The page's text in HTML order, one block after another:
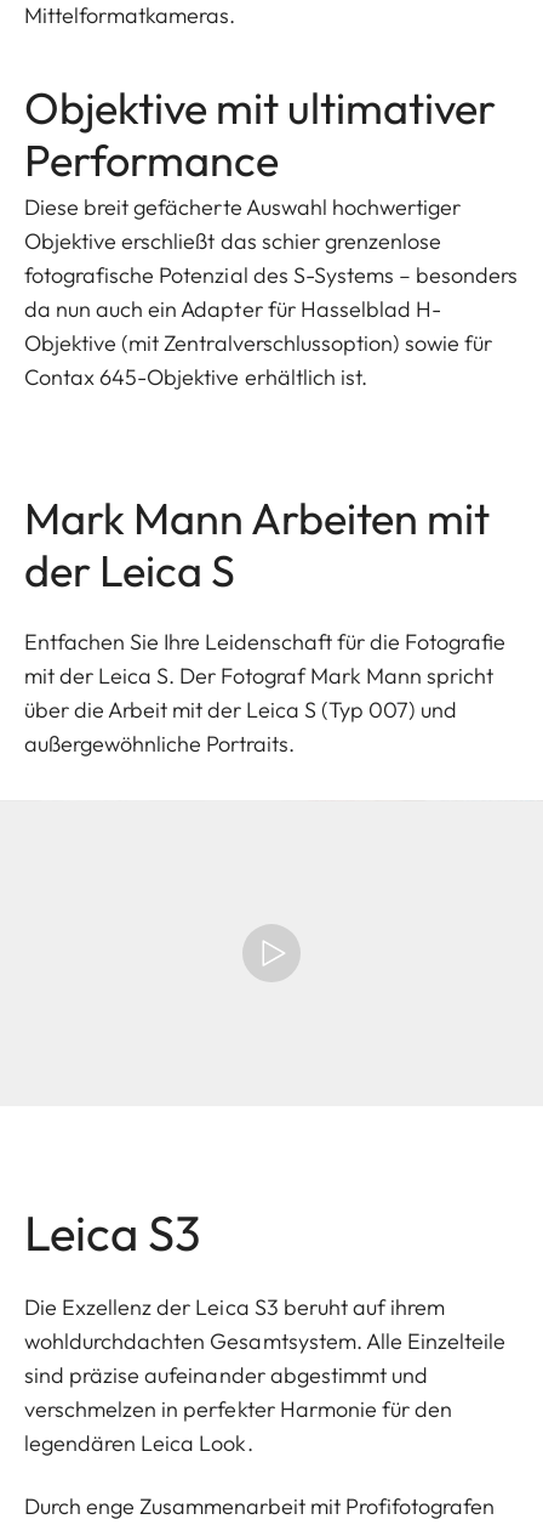
Mittelformatkameras.
Objektive mit ultimativer
Performance
Diese breit gefächerte Auswahl hochwertiger
Objektive erschließt das schier grenzenlose
fotografische Potenzial des S-Systems – besonders
da nun auch ein Adapter für Hasselblad H-
Objektive (mit Zentralverschlussoption) sowie für
Contax 645-Objektive erhältlich ist.
Mark Mann Arbeiten mit
der Leica S
Entfachen Sie Ihre Leidenschaft für die Fotografie
mit der Leica S. Der Fotograf Mark Mann spricht
über die Arbeit mit der Leica S (Typ 007) und
außergewöhnliche Portraits.
Leica S3
Die Exzellenz der Leica S3 beruht auf ihrem
wohldurchdachten Gesamtsystem. Alle Einzelteile
sind präzise aufeinander abgestimmt und
verschmelzen in perfekter Harmonie für den
legendären Leica Look.
Durch enge Zusammenarbeit mit Profifotografen